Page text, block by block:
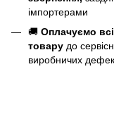
імпортерами
🚚 Оплачуємо
товару до
виробничих